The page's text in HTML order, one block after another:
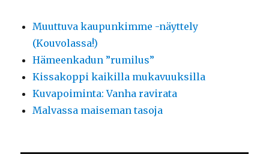
Muuttuva kaupunkimme -näyttely
(Kouvolassa!)
Hämeenkadun ”rumilus”
Kissakoppi kaikilla mukavuuksilla
Kuvapoiminta: Vanha ravirata
Malvassa maiseman tasoja